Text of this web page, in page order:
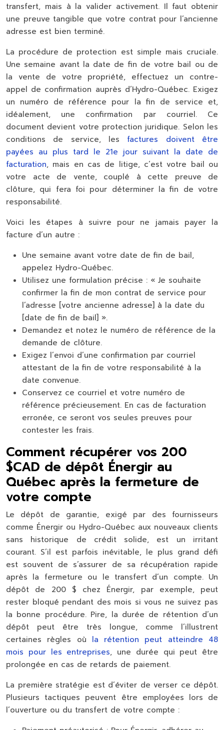
transfert, mais à la valider activement. Il faut obtenir
une preuve tangible que votre contrat pour l’ancienne
adresse est bien terminé.
La procédure de protection est simple mais cruciale.
Une semaine avant la date de fin de votre bail ou de
la vente de votre propriété, effectuez un contre-
appel de confirmation auprès d’Hydro-Québec. Exigez
un numéro de référence pour la fin de service et,
idéalement, une confirmation par courriel. Ce
document devient votre protection juridique. Selon les
conditions de service, les factures doivent être
payées au plus tard le 21e jour suivant la date de
facturation, mais en cas de litige, c’est votre bail ou
votre acte de vente, couplé à cette preuve de
clôture, qui fera foi pour déterminer la fin de votre
responsabilité.
Voici les étapes à suivre pour ne jamais payer la
facture d’un autre :
Une semaine avant votre date de fin de bail,
appelez Hydro-Québec.
Utilisez une formulation précise : « Je souhaite
confirmer la fin de mon contrat de service pour
l’adresse [votre ancienne adresse] à la date du
[date de fin de bail] ».
Demandez et notez le numéro de référence de la
demande de clôture.
Exigez l’envoi d’une confirmation par courriel
attestant de la fin de votre responsabilité à la
date convenue.
Conservez ce courriel et votre numéro de
référence précieusement. En cas de facturation
erronée, ce seront vos seules preuves pour
contester les frais.
Comment récupérer vos 200
$CAD de dépôt Énergir au
Québec après la fermeture de
votre compte
Le dépôt de garantie, exigé par des fournisseurs
comme Énergir ou Hydro-Québec aux nouveaux clients
sans historique de crédit solide, est un irritant
courant. S’il est parfois inévitable, le plus grand défi
est souvent de s’assurer de sa récupération rapide
après la fermeture ou le transfert d’un compte. Un
dépôt de 200 $ chez Énergir, par exemple, peut
rester bloqué pendant des mois si vous ne suivez pas
la bonne procédure. Pire, la durée de rétention d’un
dépôt peut être très longue, comme l’illustrent
certaines règles où la rétention peut atteindre 48
mois pour les entreprises, une durée qui peut être
prolongée en cas de retards de paiement.
La première stratégie est d’éviter de verser ce dépôt.
Plusieurs tactiques peuvent être employées lors de
l’ouverture ou du transfert de votre compte :